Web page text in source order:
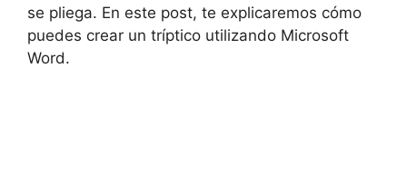
se pliega. En este post, te explicaremos cómo
puedes crear un tríptico utilizando Microsoft
Word.